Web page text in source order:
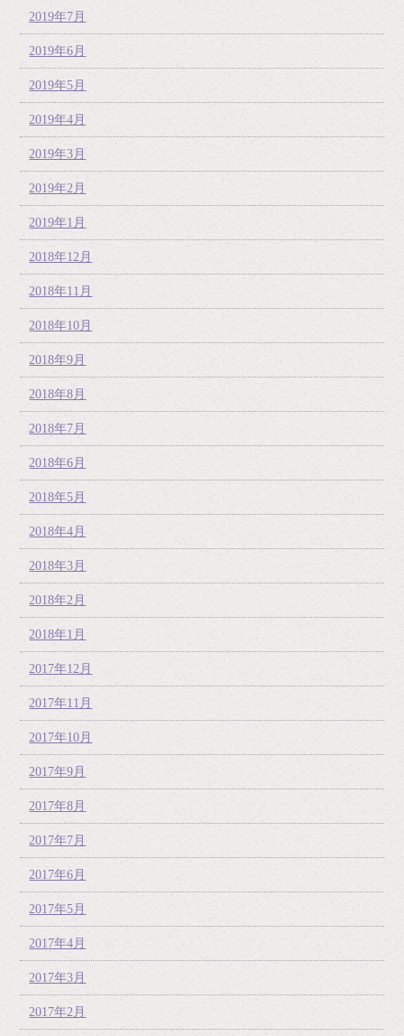
2019年7月
2019年6月
2019年5月
2019年4月
2019年3月
2019年2月
2019年1月
2018年12月
2018年11月
2018年10月
2018年9月
2018年8月
2018年7月
2018年6月
2018年5月
2018年4月
2018年3月
2018年2月
2018年1月
2017年12月
2017年11月
2017年10月
2017年9月
2017年8月
2017年7月
2017年6月
2017年5月
2017年4月
2017年3月
2017年2月